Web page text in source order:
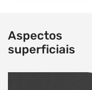
Aspectos
superficiais